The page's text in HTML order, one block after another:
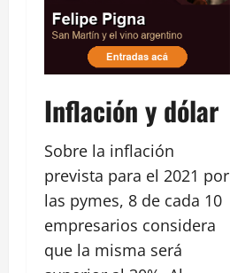
Inflación y dólar
Sobre la inflación
prevista para el 2021 por
las pymes, 8 de cada 10
empresarios considera
que la misma será